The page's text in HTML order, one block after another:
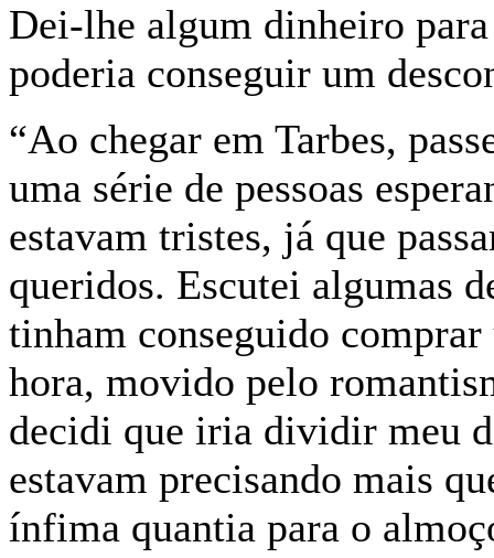
Dei-lhe algum dinheiro
poderia conseguir um
“Ao chegar em Tarbes,
uma série de pessoas
estavam tristes, já que
queridos. Escutei algumas
tinham conseguido
hora, movido pelo
decidi que iria dividir meu
estavam precisando mais
ínfima quantia para o